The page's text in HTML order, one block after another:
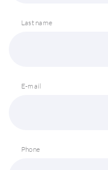
Last name
E-mail
Phone